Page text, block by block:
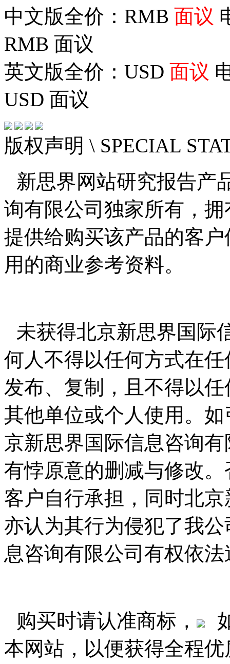
中文版全价：RMB 面议
RMB 面议
英文版全价：USD 面议
USD 面议
版权声明 \ SPECIAL
新思界网站研究报告产
询有限公司独家所有，
提供给购买该产品的客
用的商业参考资料。
未获得北京新思界国际
何人不得以任何方式在
发布、复制，且不得以
其他单位或个人使用。
京新思界国际信息咨询
有悖原意的删减与修改
客户自行承担，同时北
亦认为其行为侵犯了我
息咨询有限公司有权依
购买时请认准商标，
本网站，以便获得全程